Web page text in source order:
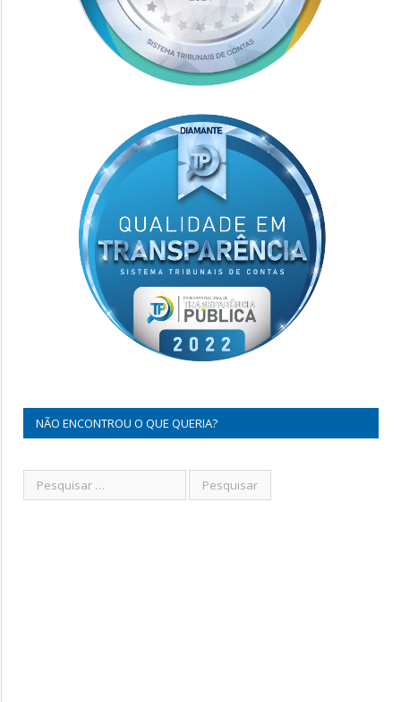
NÃO ENCONTROU O QUE QUERIA?